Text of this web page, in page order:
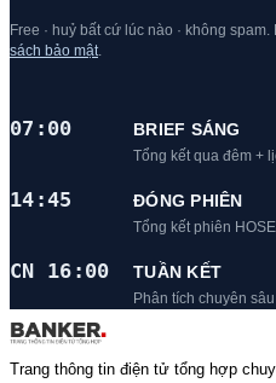
Free · huỷ bất cứ lúc nào · không
sách bảo mật
07:00 BRIEF SÁNG
Tổng kết qua đêm +
14:45 ĐÓNG PHIÊN
Tổng kết phiên
CN 16:00 TUẦN KẾT
Phân tích chuyên
Trang thông tin điện tử tổng hợp